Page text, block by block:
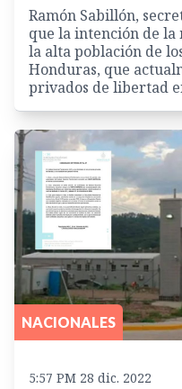
Ramón Sabillón,
que la intención de la
la alta población de
Honduras, que
privados de libertad
NACIONALES
5:57 PM 28 dic. 2022